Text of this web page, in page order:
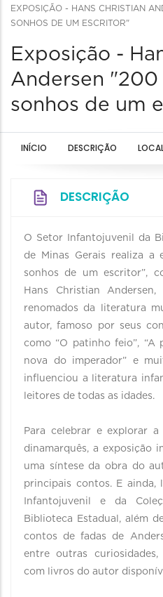
EXPOSIÇÃO - HANS CHRISTIAN
SONHOS DE UM ESCRITOR"
Exposição -
Andersen "200
sonhos de um
INÍCIO DESCRIÇÃO
DESCRIÇÃO
O Setor Infantojuvenil da
de Minas Gerais realiza a
sonhos de um escritor”,
Hans Christian
renomados da literatura
autor, famoso por seus
como “O patinho feio”, “A
nova do imperador” e
influenciou a literatura
leitores de todas as idades.
Para celebrar e explorar
dinamarquês, a exposição
uma síntese da obra do
principais contos. E
Infantojuvenil e da
Biblioteca Estadual, além
contos de fadas de
entre outras
com livros do autor